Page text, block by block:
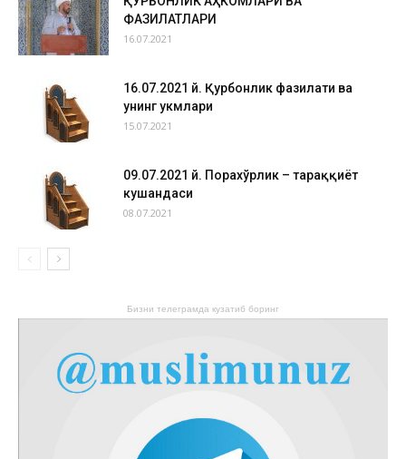
ФАЗИЛАТЛАРИ
16.07.2021
16.07.2021 й. Қурбонлик фазилати ва
унинг ҳукмлари
15.07.2021
09.07.2021 й. Порахўрлик – тараққиёт
кушандаси
08.07.2021
Бизни телеграмда кузатиб боринг